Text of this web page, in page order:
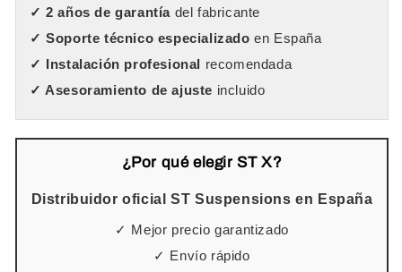
✓ 2 años de garantía del fabricante
✓ Soporte técnico especializado en España
✓ Instalación profesional recomendada
✓ Asesoramiento de ajuste incluido
¿Por qué elegir ST X?
Distribuidor oficial ST Suspensions en España
✓ Mejor precio garantizado
✓ Envío rápido